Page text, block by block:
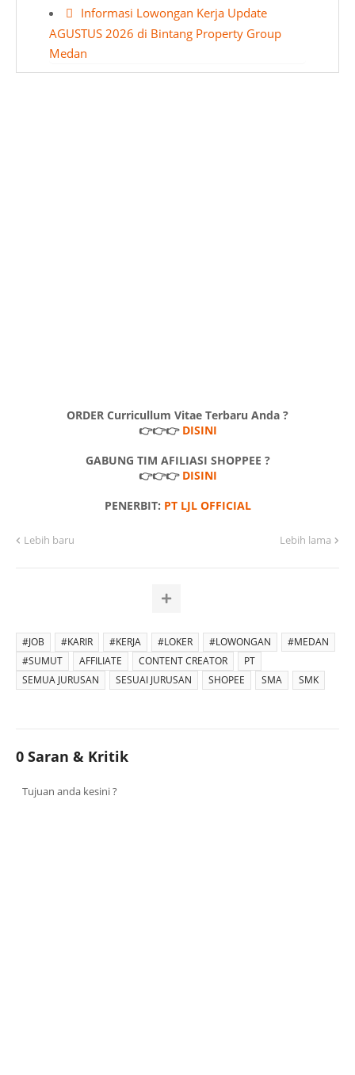
Informasi Lowongan Kerja Update
AGUSTUS 2026 di Bintang Property Group
Medan
ORDER Curricullum Vitae Terbaru Anda ?
👉👉👉 DISINI
GABUNG TIM AFILIASI SHOPPEE ?
👉👉👉 DISINI
PENERBIT: PT LJL OFFICIAL
Lebih baru Lebih lama
#JOB #KARIR #KERJA #LOKER #LOWONGAN
#MEDAN
#SUMUT
AFFILIATE CONTENT CREATOR
PT
SEMUA JURUSAN
SESUAI JURUSAN SHOPEE SMA SMK
0 Saran & Kritik
Tujuan anda kesini ?